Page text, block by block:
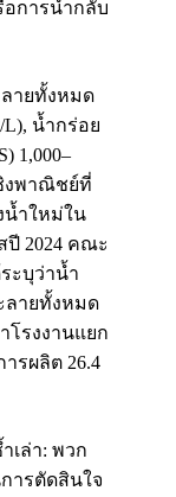
อการนำกลับ
ายทั้งหมด
L), น้ำกร่อย
1,000–
งพาณิชย์ที่
น้ำใหม่ใน
ปี 2024 คณะ
ะบุว่าน้ำ
ลายทั้งหมด
โรงงานแยก
รผลิต 26.4
เล่า: พวก
ารตัดสินใจ